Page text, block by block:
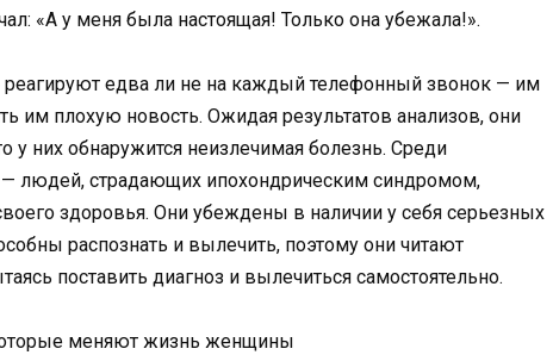
«А у меня была настоящая! Только она убежала!».
едва ли не на каждый телефонный звонок — им
им плохую новость. Ожидая результатов анализов, они
у них обнаружится неизлечимая болезнь. Среди
людей, страдающих ипохондрическим синдромом,
здоровья. Они убеждены в наличии у себя серьезных
распознать и вылечить, поэтому они читают
поставить диагноз и вылечиться самостоятельно.
меняют жизнь женщины